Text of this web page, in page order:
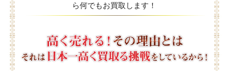
ら何でもお買取します！